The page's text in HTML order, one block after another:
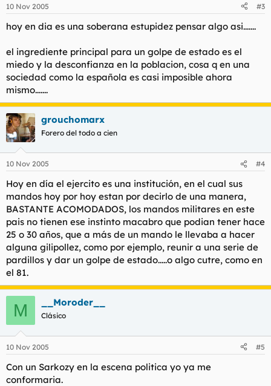
10 Nov 2005 #3
hoy en dia es una soberana estupidez pensar algo asi.......
el ingrediente principal para un golpe de estado es el
miedo y la desconfianza en la poblacion, cosa q en una
sociedad como la española es casi imposible ahora
mismo.......
grouchomarx
Forero del todo a cien
10 Nov 2005 #4
Hoy en día el ejercito es una institución, en el cual sus
mandos hoy por hoy estan por decirlo de una manera,
BASTANTE ACOMODADOS, los mandos militares en este
pais no tienen ese instinto macabro que podian tener hace
25 o 30 años, que a más de un mando le llevaba a hacer
alguna gilipollez, como por ejemplo, reunir a una serie de
pardillos y dar un golpe de estado.....o algo cutre, como en
el 81.
M __Moroder__
Clásico
10 Nov 2005 #5
Con un Sarkozy en la escena politica yo ya me
conformaria.